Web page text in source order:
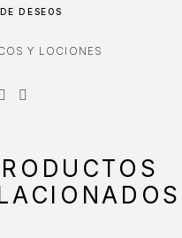
DESEOS
Y LOCIONES